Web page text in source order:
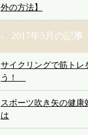
外の方法】
2017年5月の記事
サイクリングで筋トレ
う！
スポーツ吹き矢の健康
は